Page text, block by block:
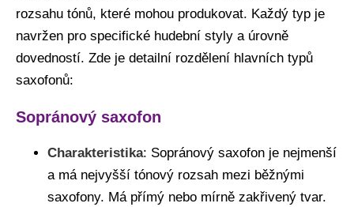
rozsahu tónů, které mohou produkovat. Každý typ je
navržen pro specifické hudební styly a úrovně
dovedností. Zde je detailní rozdělení hlavních typů
saxofonů:
Sopránový saxofon
Charakteristika: Sopránový saxofon je nejmenší
a má nejvyšší tónový rozsah mezi běžnými
saxofony. Má přímý nebo mírně zakřivený tvar.